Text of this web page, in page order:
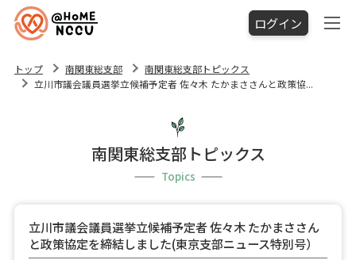
ログイン
トップ 南関東総支部
南関東総支部トピックス
立川市議会議員選挙立候補予定者 佐々木 たかまささんと政策協...
南関東総支部トピックス
Topics
立川市議会議員選挙立候補予定者 佐々木 たかまささん
と政策協定を締結しました(東京支部ニュース特別号）